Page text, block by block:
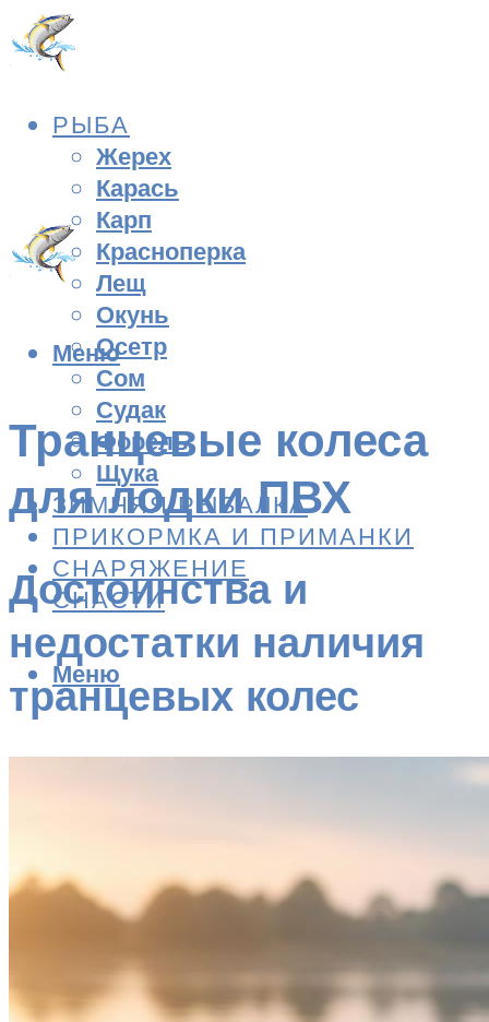
РЫБА
Жерех
Карась
Карп
Красноперка
Лещ
Окунь
Осетр
Сом
Судак
Форель
Щука
ЗИМНЯЯ РЫБАЛКА
ПРИКОРМКА И ПРИМАНКИ
СНАРЯЖЕНИЕ
СНАСТИ
Меню
Меню
Транцевые колеса
для лодки ПВХ
Достоинства и
недостатки наличия
транцевых колес